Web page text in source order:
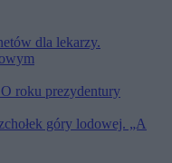
dla lekarzy.
roku prezydentury
góry lodowej. „A